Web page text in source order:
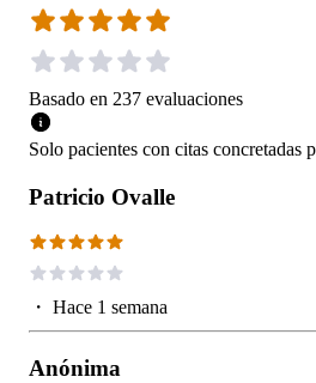
Basado en 237 evaluaciones
Solo pacientes con citas concretadas
Patricio Ovalle
・ Hace 1 semana
Anónima